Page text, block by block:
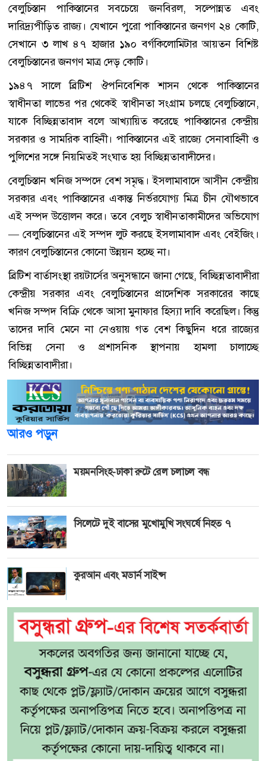
বেলুচিস্তান পাকিস্তানের সবচেয়ে জনবিরল, সল্পোন্নত এবং
দারিদ্র্যপীড়িত রাজ্য। যেখানে পুরো পাকিস্তানের জনগণ ২৪ কোটি,
সেখানে ৩ লাখ ৪৭ হাজার ১৯০ বর্গকিলোমিটার আয়তন বিশিষ্ট
বেলুচিস্তানের জনগণ মাত্র দেড় কোটি।
১৯৪৭ সালে ব্রিটিশ ঔপনিবেশিক শাসন থেকে পাকিস্তানের
স্বাধীনতা লাভের পর থেকেই স্বাধীনতা সংগ্রাম চলছে বেলুচিস্তানে,
যাকে বিচ্ছিন্নতাবাদ বলে আখ্যায়িত করেছে পাকিস্তানের কেন্দ্রীয়
সরকার ও সামরিক বাহিনী। পাকিস্তানের এই রাজ্যে সেনাবাহিনী ও
পুলিশের সঙ্গে নিয়মিতই সংঘাত হয় বিচ্ছিন্নতাবাদীদের।
বেলুচিস্তান খনিজ সম্পদে বেশ সমৃদ্ধ। ইসলামাবাদে আসীন কেন্দ্রীয়
সরকার এবং পাকিস্তানের একান্ত নির্ভরযোগ্য মিত্র চীন যৌথভাবে
এই সম্পদ উত্তোলন করে। তবে বেলুচ স্বাধীনতাকামীদের অভিযোগ
— বেলুচিস্তানের এই সম্পদ লুট করছে ইসলামাবাদ এবং বেইজিং।
কারণ বেলুচিস্তানের কোনো উন্নয়ন হচ্ছে না।
ব্রিটিশ বার্তাসংস্থা রয়টার্সের অনুসন্ধানে জানা গেছে, বিচ্ছিন্নতাবাদীরা
কেন্দ্রীয় সরকার এবং বেলুচিস্তানের প্রাদেশিক সরকারের কাছে
খনিজ সম্পদ বিক্রি থেকে আসা মুনাফার হিস্যা দাবি করেছিল। কিন্তু
তাদের দাবি মেনে না নেওয়ায় গত বেশ কিছুদিন ধরে রাজ্যের
বিভিন্ন সেনা ও প্রশাসনিক স্থাপনায় হামলা চালাচ্ছে
বিচ্ছিন্নতাবাদীরা।
আরও পড়ুন
ময়মনসিংহ-ঢাকা রুটে রেল চলাচল বন্ধ
সিলেটে দুই বাসের মুখোমুখি সংঘর্ষে নিহত ৭
কুরআন এবং মডার্ন সাইন্স